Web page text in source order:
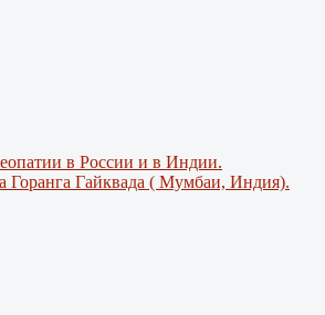
в России и в Индии.
Горанга Гайквада ( Мумбаи, Индия).